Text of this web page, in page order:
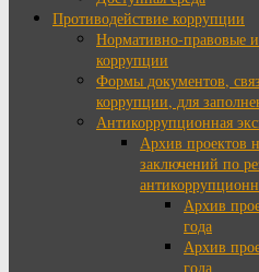
Противодействие коррупции
Нормативно-правовые
коррупции
Формы документов,
коррупции, для
Антикоррупционная
Архив проектов
заключений по
Архив
года
Архив
года